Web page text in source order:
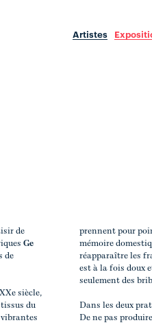
Artistes
de
Ge
de
siècle,
du
vibrantes
prennent pour
mémoire
réapparaître les
est à la fois doux
seulement des
Dans les deux
De ne pas